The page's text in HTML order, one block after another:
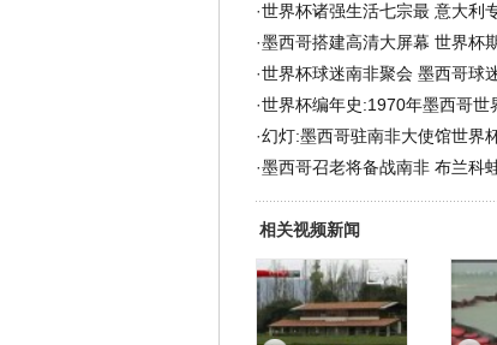
·世界杯诸强生活七宗最 意大利
·墨西哥搭建高清大屏幕 世界杯
·世界杯球迷南非聚会 墨西哥球
·世界杯编年史:1970年墨西哥世
·幻灯:墨西哥驻南非大使馆世界
·墨西哥召老将备战南非 布兰科
相关视频新闻